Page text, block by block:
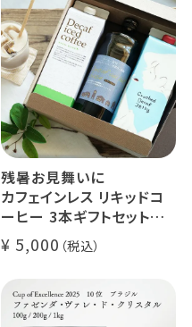
残暑お見舞いに
カフェインレス リキッドコ
ーヒー 3本ギフトセット
クラッシュド デカフェ ゼリ
ー 1本
デカフェ オレベース【無
糖】1本
デカフェ アイスコーヒー 1
5,000